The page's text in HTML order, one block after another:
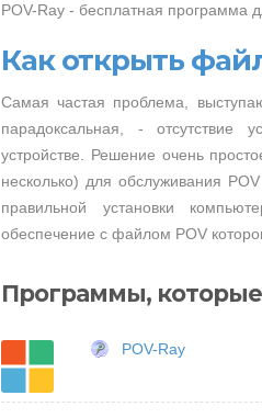
POV-Ray - бесплатная программа
Как открыть
Самая частая проблема,
парадоксальная, - отсутствие
устройстве. Решение очень
несколько) для обслуживания
правильной установки
обеспечение с файлом POV
Программы,
POV-Ray